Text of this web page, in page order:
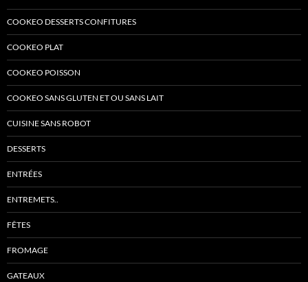
COOKEO DESSERTS CONFITURES
COOKEO PLAT
COOKEO POISSON
COOKEO SANS GLUTEN ET OU SANS LAIT
CUISINE SANS ROBOT
DESSERTS
ENTRÉES
ENTREMETS..
FÊTES
FROMAGE
GATEAUX